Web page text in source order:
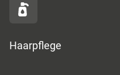
Haarpflege